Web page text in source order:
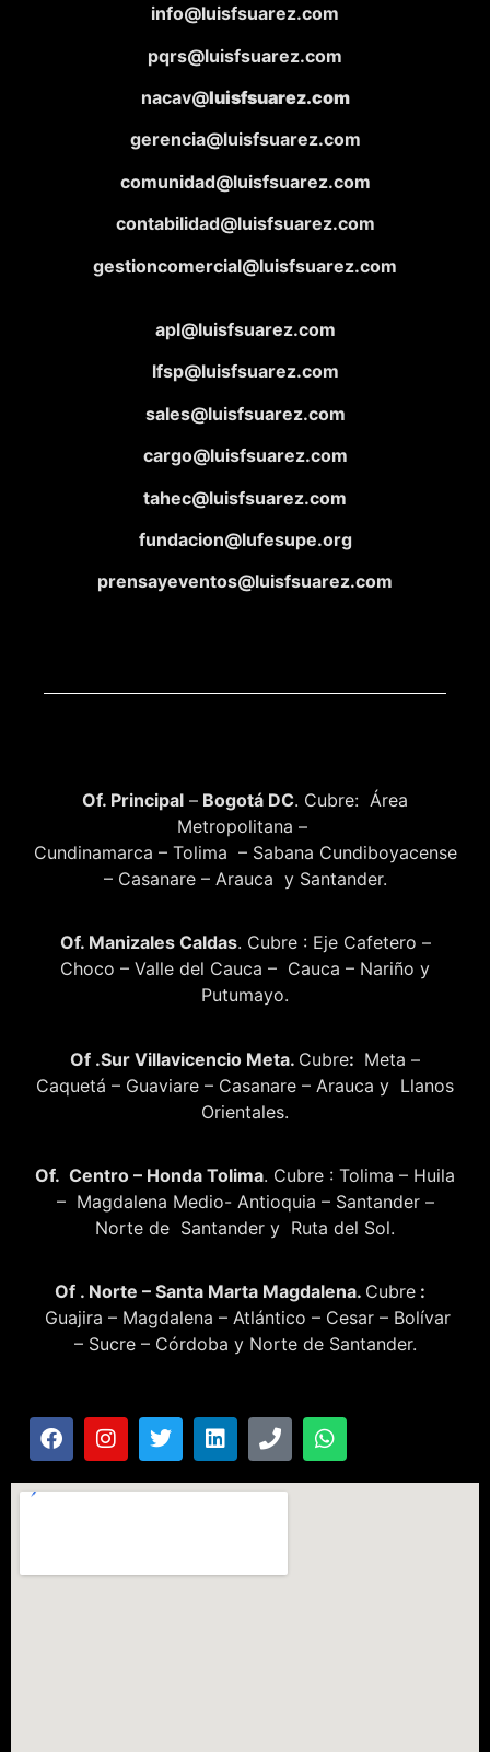
info@luisfsuarez.com
pqrs@luisfsuarez.com
nacav@luisfsuarez.com
gerencia@luisfsuarez.com
comunidad@luisfsuarez.com
contabilidad@luisfsuarez.com
gestioncomercial@luisfsuarez.com
apl@luisfsuarez.com
lfsp@luisfsuarez.com
sales@luisfsuarez.com
cargo@luisfsuarez.com
tahec@luisfsuarez.com
fundacion@lufesupe.org
prensayeventos@luisfsuarez.com
Of. Principal – Bogotá DC. Cubre: Área
Metropolitana –
Cundinamarca – Tolima – Sabana Cundiboyacense
– Casanare – Arauca y Santander.
Of. Manizales Caldas. Cubre : Eje Cafetero –
Choco – Valle del Cauca – Cauca – Nariño y
Putumayo.
Of .Sur Villavicencio Meta. Cubre: Meta –
Caquetá – Guaviare – Casanare – Arauca y Llanos
Orientales.
Of. Centro – Honda Tolima. Cubre : Tolima – Huila
– Magdalena Medio- Antioquia – Santander –
Norte de Santander y Ruta del Sol.
Of . Norte – Santa Marta Magdalena. Cubre :
Guajira – Magdalena – Atlántico – Cesar – Bolívar
– Sucre – Córdoba y Norte de Santander.